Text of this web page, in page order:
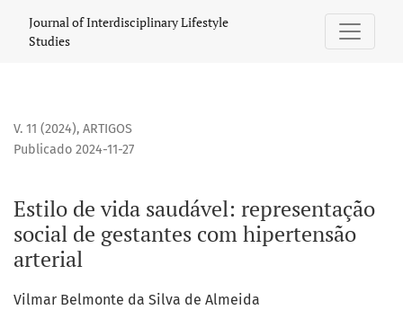
Estilo de vida saudável: representação social de
Journal of Interdisciplinary Lifestyle
Studies
V. 11 (2024), ARTIGOS
Estilo de vida saudável: representação
social de gestantes com hipertensão
arterial
Publicado 2024-11-27
Vilmar Belmonte da Silva de Almeida